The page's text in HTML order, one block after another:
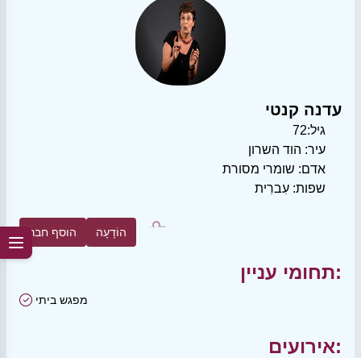
עדנה קנטי
גיל:72
עיר: הוד השרון
אדם: שומרי מסורת
שפות: עִברִית
הוסף חבר הוֹדָעָה
תחומי עניין:
מפגש ביתי
אירועים: